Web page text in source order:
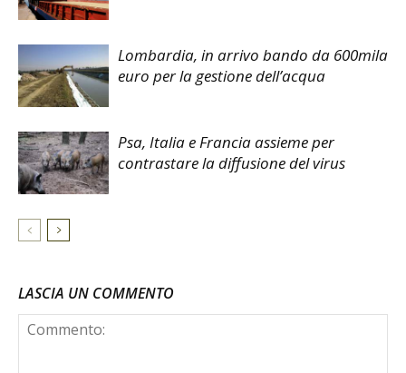
Lombardia, in arrivo bando da 600mila
euro per la gestione dell’acqua
Psa, Italia e Francia assieme per
contrastare la diffusione del virus
LASCIA UN COMMENTO